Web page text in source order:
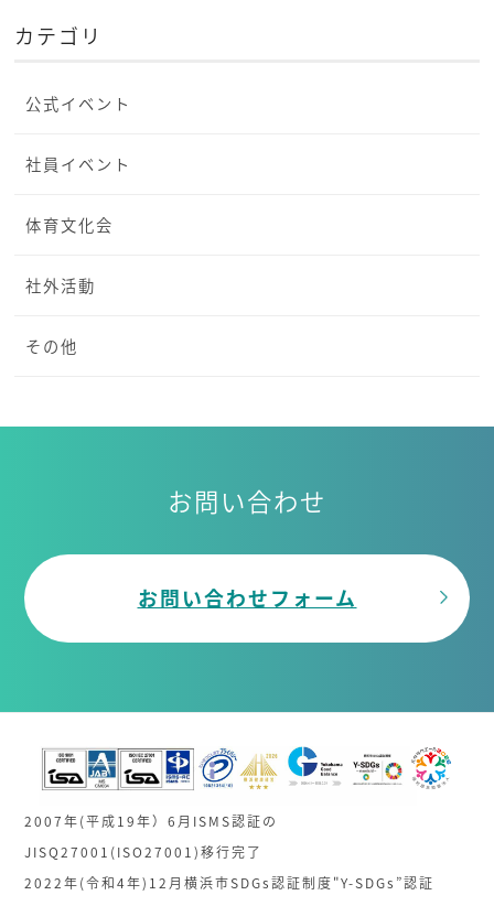
カテゴリ
公式イベント
社員イベント
体育文化会
社外活動
その他
お問い合わせ
お問い合わせフォーム
2007年(平成19年）6月ISMS認証の
JISQ27001(ISO27001)移行完了
2022年(令和4年)12月横浜市SDGs認証制度"Y-SDGs”認証